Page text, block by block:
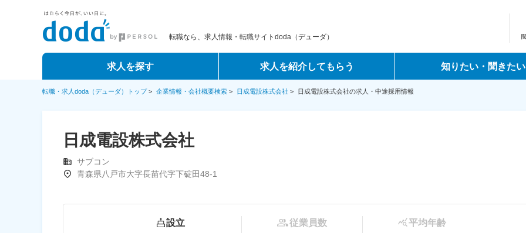
転職なら、求人情報・転職サイトdoda（デューダ）
求人を探す 求人を紹介してもらう 知りたい・聞きたい
転職・求人doda（デューダ）トップ> 企業情報・会社概要検索 > 日成電設株式会社 > 日成電設株式会社の求人・中途採用情報
日成電設株式会社
サブコン
青森県八戸市大字長苗代字下碇田48-1
設立 従業員数 平均年齢